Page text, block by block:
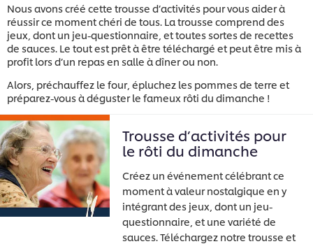
Télécharger
Nous avons créé cette trousse d’activités pour vous aider à
réussir ce moment chéri de tous. La trousse comprend des
jeux, dont un jeu-questionnaire, et toutes sortes de recettes
de sauces. Le tout est prêt à être téléchargé et peut être mis à
profit lors d’un repas en salle à dîner ou non.
Alors, préchauffez le four, épluchez les pommes de terre et
préparez-vous à déguster le fameux rôti du dimanche !
Trousse d’activités pour
le rôti du dimanche
Créez un événement célébrant ce
moment à valeur nostalgique en y
intégrant des jeux, dont un jeu-
questionnaire, et une variété de
sauces. Téléchargez notre trousse et